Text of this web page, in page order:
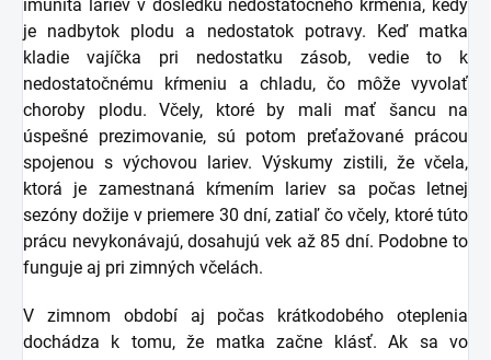
imunita lariev v dôsledku nedostatočného kŕmenia, kedy
je nadbytok plodu a nedostatok potravy. Keď matka
kladie vajíčka pri nedostatku zásob, vedie to k
nedostatočnému kŕmeniu a chladu, čo môže vyvolať
choroby plodu. Včely, ktoré by mali mať šancu na
úspešné prezimovanie, sú potom preťažované prácou
spojenou s výchovou lariev. Výskumy zistili, že včela,
ktorá je zamestnaná kŕmením lariev sa počas letnej
sezóny dožije v priemere 30 dní, zatiaľ čo včely, ktoré túto
prácu nevykonávajú, dosahujú vek až 85 dní. Podobne to
funguje aj pri zimných včelách.
V zimnom období aj počas krátkodobého oteplenia
dochádza k tomu, že matka začne klásť. Ak sa vo